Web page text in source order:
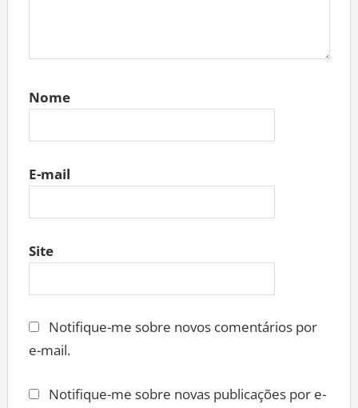
Nome
E-mail
Site
Notifique-me sobre novos comentários por
e-mail.
Notifique-me sobre novas publicações por e-